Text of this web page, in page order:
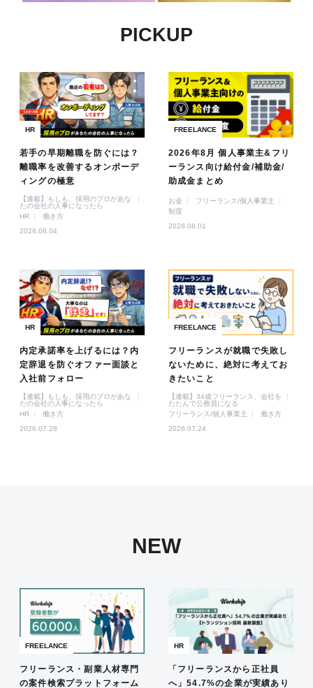
PICKUP
HR
若手の早期離職を防ぐには？
離職率を改善するオンボーデ
ィングの極意
【連載】もしも、採用のプロがあな
たの会社の人事になったら
HR
働き方
2026.08.04
FREELANCE
2026年8月 個人事業主&フリ
ーランス向け給付金/補助金/
助成金まとめ
お金
フリーランス/個人事業主
制度
2026.08.01
HR
内定承諾率を上げるには？内
定辞退を防ぐオファー面談と
入社前フォロー
【連載】もしも、採用のプロがあな
たの会社の人事になったら
HR
働き方
2026.07.28
FREELANCE
フリーランスが就職で失敗し
ないために、絶対に考えてお
きたいこと
【連載】34歳フリーランス、会社を
たたんで公務員になる
フリーランス/個人事業主
働き方
2026.07.24
NEW
FREELANCE
フリーランス・副業人材専門
の案件検索プラットフォーム
HR
「フリーランスから正社員
へ」54.7%の企業が実績あり